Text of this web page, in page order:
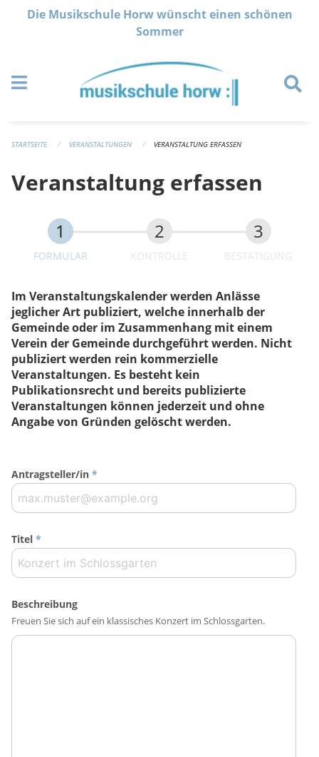
Navigation überspringen
Die Musikschule Horw wünscht einen schönen
Sommer
STARTSEITE VERANSTALTUNGEN VERANSTALTUNG ERFASSEN
Veranstaltung erfassen
FORMULAR KONTROLLE BESTÄTIGUNG
Im Veranstaltungskalender werden Anlässe
jeglicher Art publiziert, welche innerhalb der
Gemeinde oder im Zusammenhang mit einem
Verein der Gemeinde durchgeführt werden. Nicht
publiziert werden rein kommerzielle
Veranstaltungen. Es besteht kein
Publikationsrecht und bereits publizierte
Veranstaltungen können jederzeit und ohne
Angabe von Gründen gelöscht werden.
Antragsteller/in *
Titel *
Beschreibung
Freuen Sie sich auf ein klassisches Konzert im Schlossgarten.